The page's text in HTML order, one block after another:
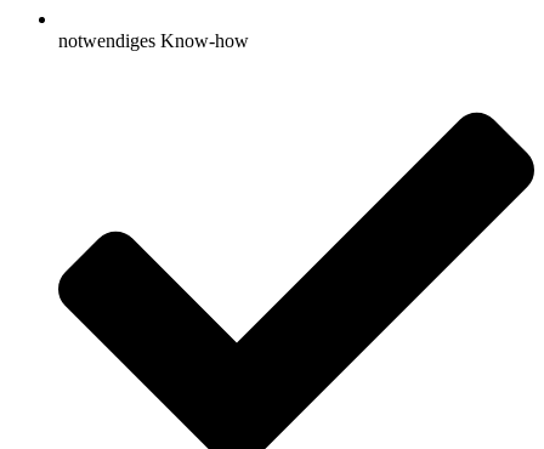
notwendiges Know-how